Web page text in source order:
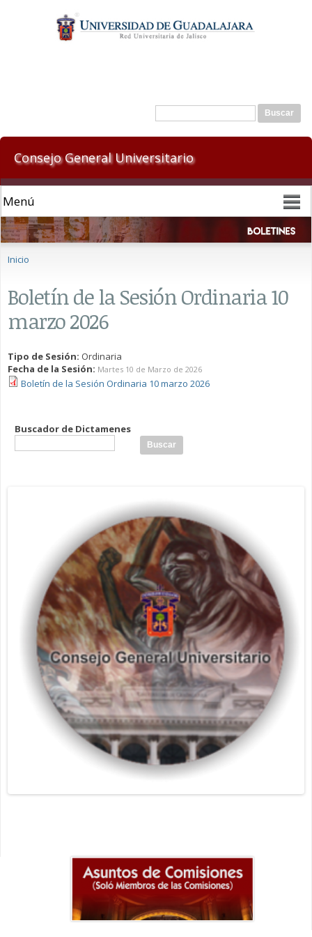
contenido
principal
Formulario de búsqueda
Buscar
Consejo General Universitario
Inicio
Boletín de la Sesión Ordinaria 10
marzo 2026
Tipo de Sesión: Ordinaria
Fecha de la Sesión: Martes 10 de Marzo de 2026
Boletín de la Sesión Ordinaria 10 marzo 2026
Buscador de Dictamenes